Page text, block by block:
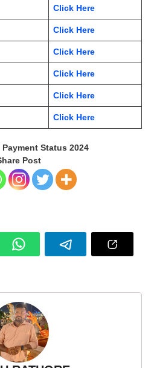
Click Here
Click Here
Click Here
Click Here
Click Here
Click Here
Status 2024
Post